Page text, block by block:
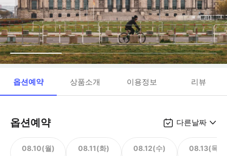
옵션예약 상품소개 이용정보 리뷰
옵션예약 다른날짜
08.10(월) 08.11(화) 08.12(수) 08.13(목)